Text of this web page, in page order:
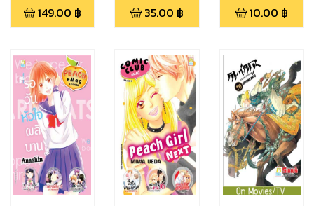
149.00 ฿
HARUKI /
PEDORO
35.00 ฿ 10.00 ฿